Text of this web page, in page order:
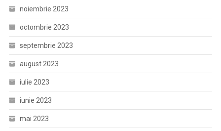
noiembrie 2023
octombrie 2023
septembrie 2023
august 2023
iulie 2023
iunie 2023
mai 2023